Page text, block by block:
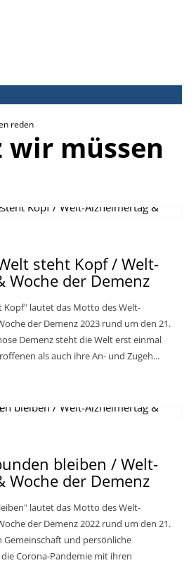
reden
wir müssen
steht Kopf / Welt-
Woche der Demenz
Kopf" lautet das Motto des Welt-
der Demenz 2023 rund um den 21.
Demenz steht die Welt erst einmal
als auch ihre An- und Zugeh...
bleiben / Welt-
Woche der Demenz
lautet das Motto des Welt-
der Demenz 2022 rund um den 21.
Gemeinschaft und persönliche
Corona-Pandemie mit ihren